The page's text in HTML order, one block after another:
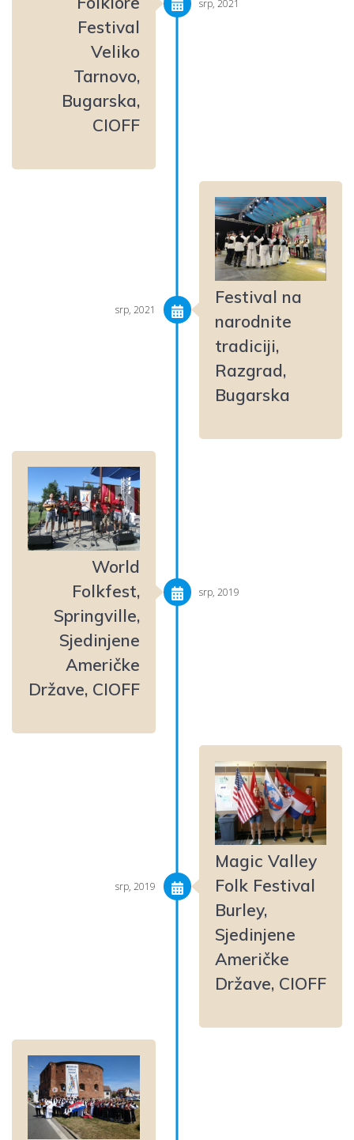
Festival
Veliko
Tarnovo,
Bugarska,
CIOFF
srp, 2021
Festival na
narodnite
tradiciji,
Razgrad,
Bugarska
srp, 2021
World
Folkfest,
Springville,
Sjedinjene
Američke
Države, CIOFF
srp, 2019
Magic Valley
Folk Festival
Burley,
Sjedinjene
Američke
Države, CIOFF
srp, 2019